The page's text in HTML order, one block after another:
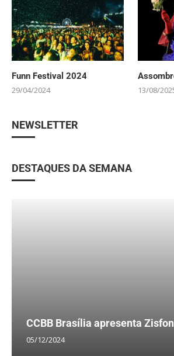
Funn Festival 2024
29/04/2024
13/08/
NEWSLETTER
DESTAQUES DA SEMANA
CCBB Brasília apresenta
05/12/2024